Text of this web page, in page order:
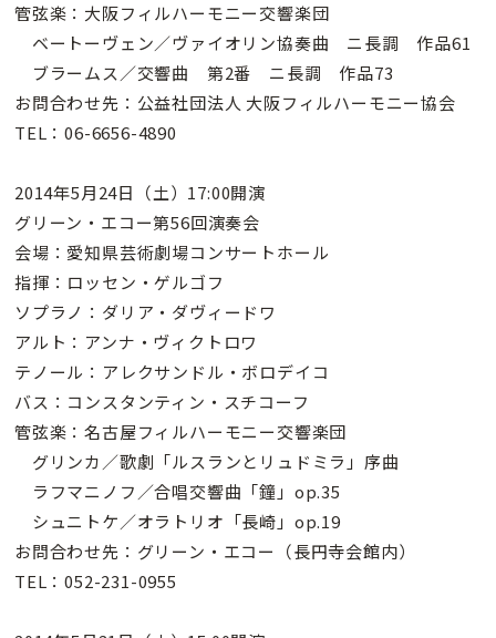
管弦楽：大阪フィルハーモニー交響楽団
ベートーヴェン／ヴァイオリン協奏曲 ニ長調 作品61
ブラームス／交響曲 第2番 ニ長調 作品73
お問合わせ先：公益社団法人 大阪フィルハーモニー協会
TEL：06-6656-4890
2014年5月24日（土）17:00開演
グリーン・エコー第56回演奏会
会場：愛知県芸術劇場コンサートホール
指揮：ロッセン・ゲルゴフ
ソプラノ：ダリア・ダヴィードワ
アルト：アンナ・ヴィクトロワ
テノール：アレクサンドル・ボロデイコ
バス：コンスタンティン・スチコーフ
管弦楽：名古屋フィルハーモニー交響楽団
グリンカ／歌劇「ルスランとリュドミラ」序曲
ラフマニノフ／合唱交響曲「鐘」op.35
シュニトケ／オラトリオ「長崎」op.19
お問合わせ先：グリーン・エコー（長円寺会館内）
TEL：052-231-0955